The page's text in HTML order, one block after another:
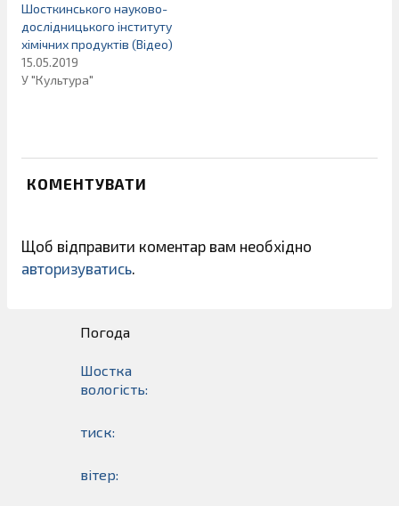
Шосткинського науково-
дослідницького інституту
хімічних продуктів (Відео)
15.05.2019
У "Культура"
КОМЕНТУВАТИ
Щоб відправити коментар вам необхідно
авторизуватись.
Погода
Шостка
вологість:
тиск:
вітер: